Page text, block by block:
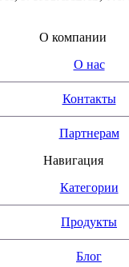
О компании
О нас
Контакты
Партнерам
Навигация
Категории
Продукты
Блог